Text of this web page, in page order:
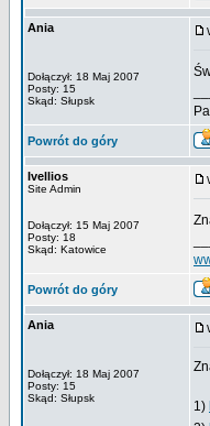
Ania
Dołączył: 18 Maj 2007
Posty: 15
Skąd: Słupsk
Powrót do góry
Ivellios
Site Admin
Dołączył: 15 Maj 2007
Posty: 18
Skąd: Katowice
Powrót do góry
Ania
Dołączył: 18 Maj 2007
Posty: 15
Skąd: Słupsk
1)